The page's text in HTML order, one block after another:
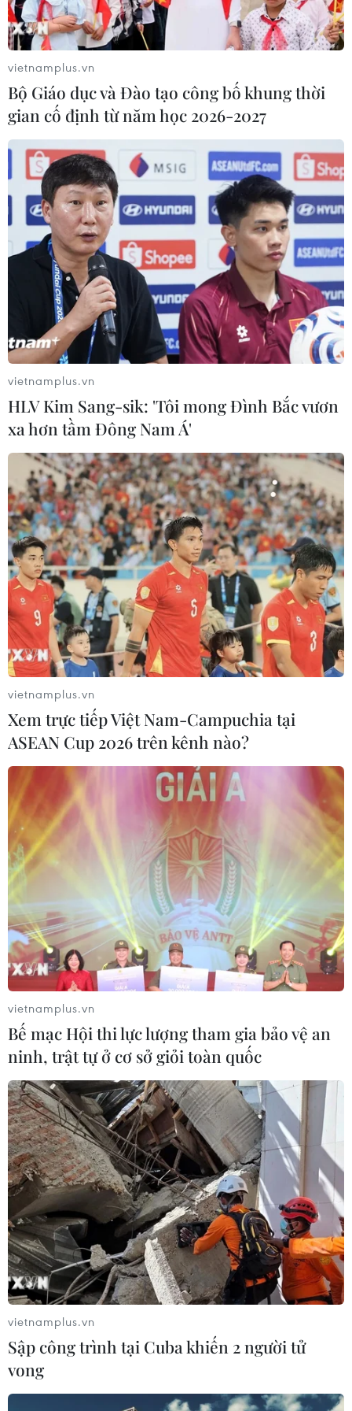
Jordan khẳng định lập trường về giải pháp
2 nhà nước Israel-Palestine
30/05/2019 01:21
Nhà vua Jordan Abdullah II nhấn mạnh "sự cần thiết
phải gia tăng các nỗ lực để đạt được một thỏa thuận
toàn diện và lâu dài dựa trên giải pháp hai nhà nước.”
Saudi Arabia kêu gọi duy trì an ninh và ổn
định khu vực
31/05/2019 02:01
Thông điệp mà Saudi Arabia mong muốn phát đi là các
nước Arab cần phải chung tay, thấu hiểu những mối
quan ngại của nhau, đồng thời hướng tới một mục tiêu
chung nhằm duy trì an ninh và ổn định.
vietnamplus.vn
Bộ Giáo dục và Đào tạo công bố khung thời
gian cố định từ năm học 2026-2027
vietnamplus.vn
HLV Kim Sang-sik: 'Tôi mong Đình Bắc vươn
xa hơn tầm Đông Nam Á'
vietnamplus.vn
Xem trực tiếp Việt Nam-Campuchia tại
ASEAN Cup 2026 trên kênh nào?
vietnamplus.vn
Bế mạc Hội thi lực lượng tham gia bảo vệ an
ninh, trật tự ở cơ sở giỏi toàn quốc
vietnamplus.vn
Sập công trình tại Cuba khiến 2 người tử
vong